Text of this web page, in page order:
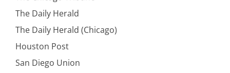
The Daily Herald
The Daily Herald (Chicago)
Houston Post
San Diego Union